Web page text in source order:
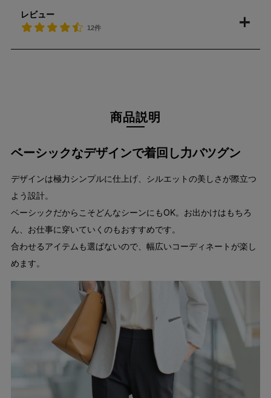
レビュー
12件
商品説明
ベーシックなデザインで着回し力バツグン
デザインは極力シンプルに仕上げ、シルエットの美しさが際立つ
よう設計。
ベーシックだからこそどんなシーンにもOK。お出かけはもちろ
ん、お仕事に穿いていくのもおすすめです。
合わせるアイテムも選ばないので、幅広いコーディネートが楽し
めます。